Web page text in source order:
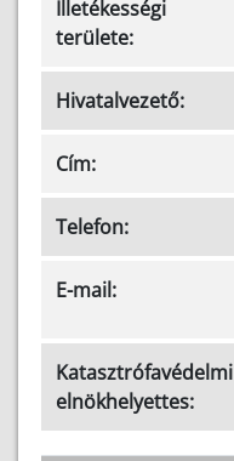
Illetékességi
területe:
Hivatalvezető:
Cím:
Telefon:
E-mail:
Katasztrófavédelmi
elnökhelyettes: